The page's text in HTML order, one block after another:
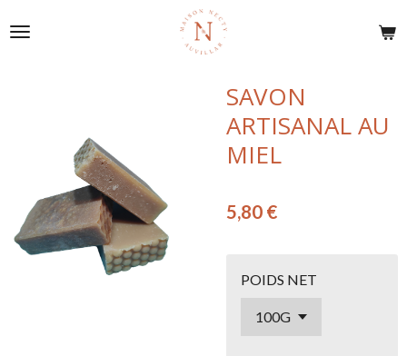
au
SAVON
ARTISANAL AU
MIEL
5,80 €
POIDS NET